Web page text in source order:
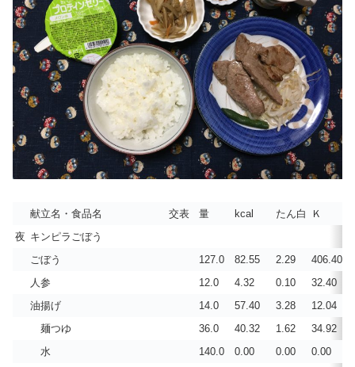
献立名・食品名 交表 量 kcal たん白 Ｋ
夜 キンピラごぼう
ごぼう
127.0 82.55 2.29 406.40
人参
12.0 4.32 0.10 32.40
油揚げ
14.0 57.40 3.28 12.04
麺つゆ
36.0 40.32 1.62 34.92
水
140.0 0.00 0.00 0.00